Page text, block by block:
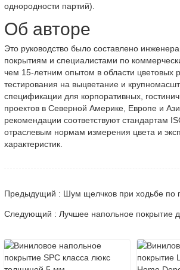
однородности партий).
Об авторе
Это руководство было составлено
покрытиям и специалистами по
чем 15-летним опытом в области цветовых
тестирования на выцветание и
спецификации для корпоративных,
проектов в Северной Америке, Европе и
рекомендации соответствуют стандартам
отраслевым нормам измерения цвета и
характеристик.